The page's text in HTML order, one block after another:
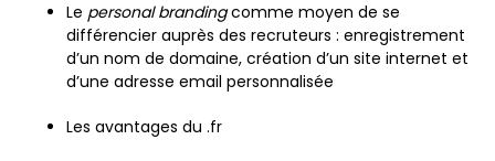
Le personal brandingcomme moyen de se
différencier auprès des recruteurs : enregistrement
d’un nom de domaine, création d’un site internet et
d’une adresse email personnalisée
Les avantages du .fr